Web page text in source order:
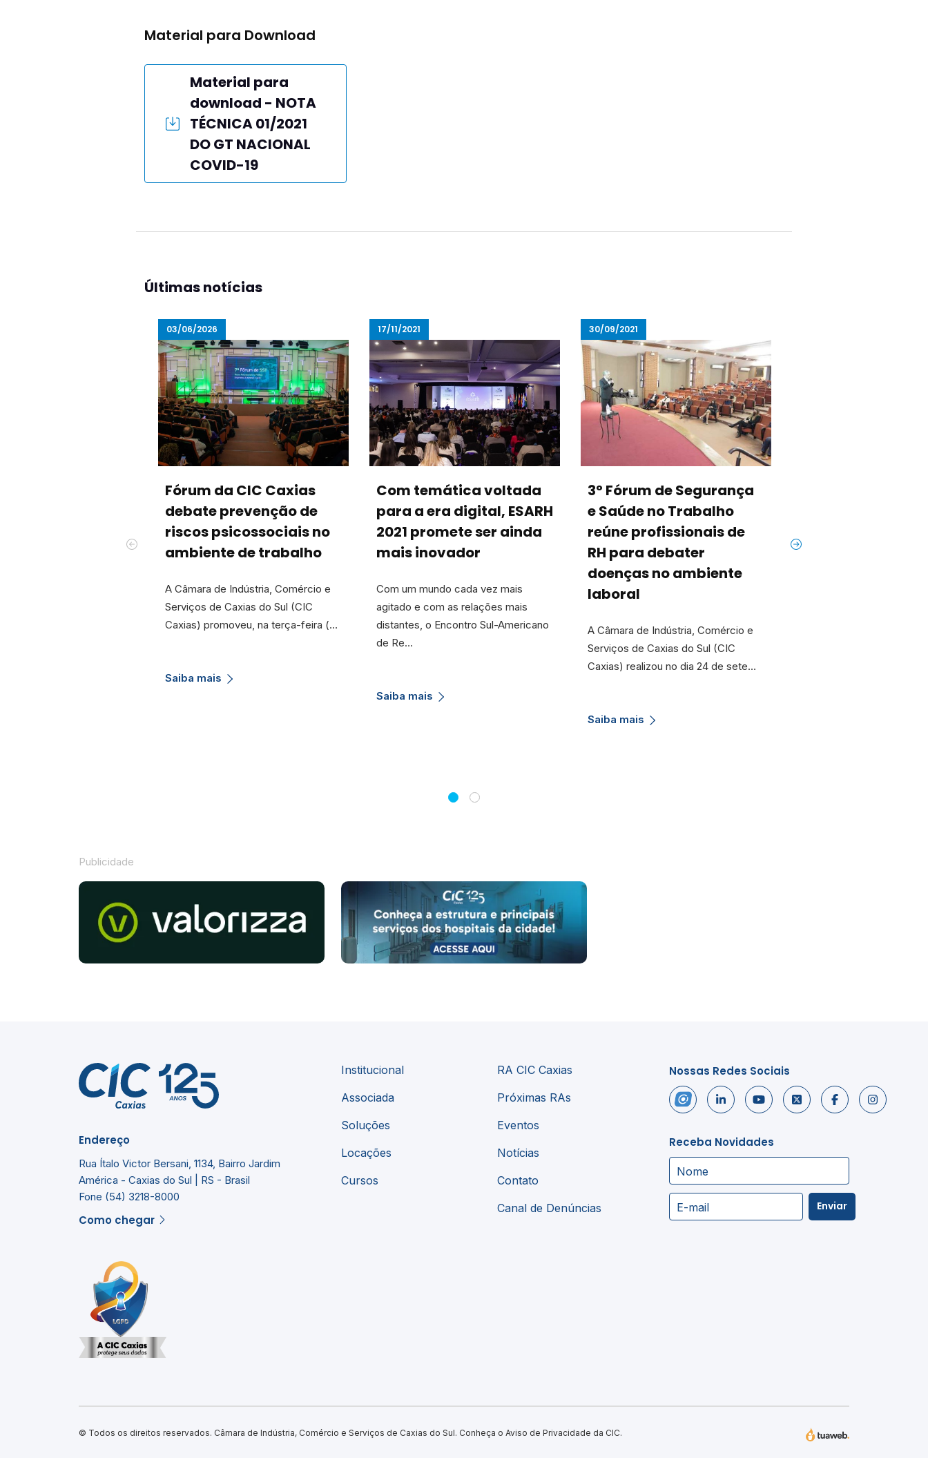
Material para Download
Material para
download - NOTA
TÉCNICA 01/2021
DO GT NACIONAL
COVID-19
Últimas notícias
03/06/2026
Fórum da CIC Caxias
debate prevenção de
riscos psicossociais no
ambiente de trabalho
A Câmara de Indústria, Comércio e
Serviços de Caxias do Sul (CIC
Caxias) promoveu, na terça-feira (…
Saiba mais
17/11/2021
Com temática voltada
para a era digital, ESARH
2021 promete ser ainda
mais inovador
Com um mundo cada vez mais
agitado e com as relações mais
distantes, o Encontro Sul-Americano
de Re…
Saiba mais
30/09/2021
3º Fórum de Segurança
e Saúde no Trabalho
reúne profissionais de
RH para debater
doenças no ambiente
laboral
A Câmara de Indústria, Comércio e
Serviços de Caxias do Sul (CIC
Caxias) realizou no dia 24 de sete…
Saiba mais
presencial
Publicidade
Endereço
Rua Ítalo Victor Bersani, 1134, Bairro Jardim
América - Caxias do Sul | RS - Brasil
Fone (54) 3218-8000
Como chegar
Institucional
Associada
Soluções
Locações
Cursos
RA CIC Caxias
Próximas RAs
Eventos
Notícias
Contato
Canal de Denúncias
Nossas Redes Sociais
Receba Novidades
Nome
E-mail Enviar
© Todos os direitos reservados. Câmara de Indústria, Comércio e Serviços de Caxias do Sul. Conheça o Aviso de Privacidade da CIC.